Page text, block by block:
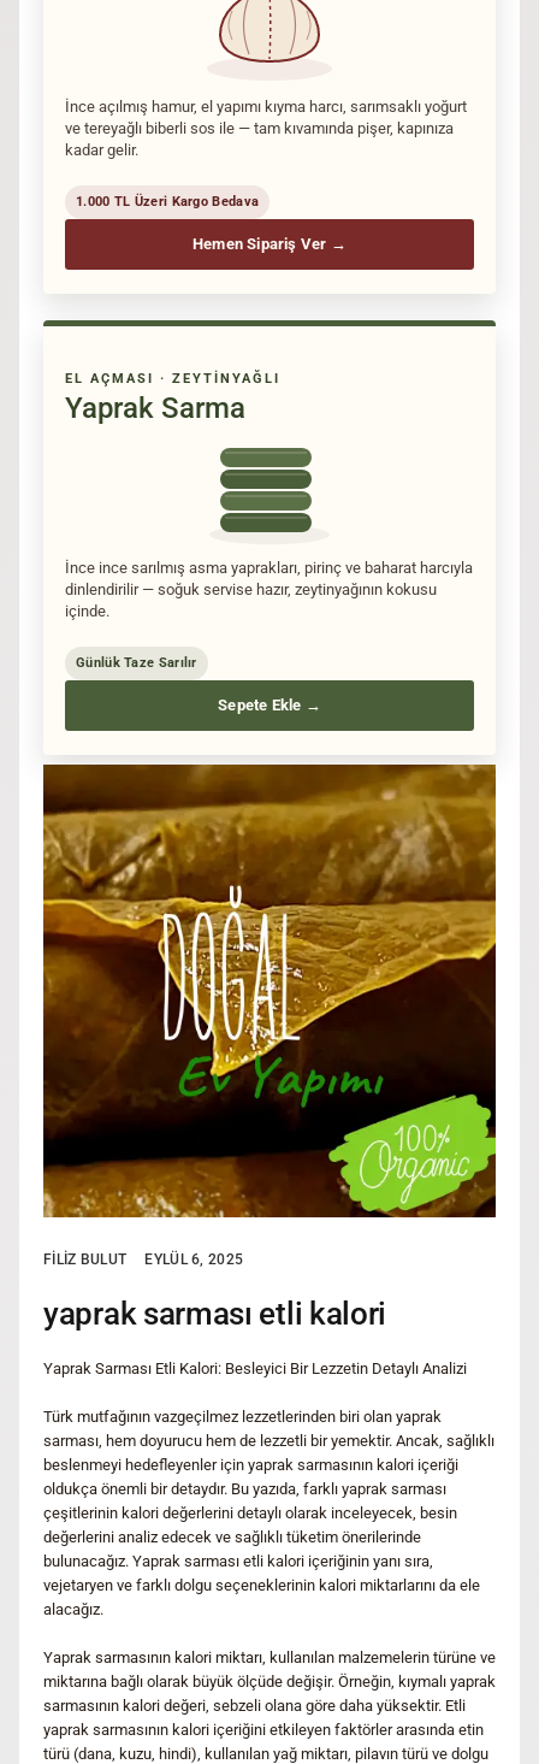
İnce açılmış hamur, el yapımı kıyma harcı, sarımsaklı yoğurt
ve tereyağlı biberli sos ile — tam kıvamında pişer, kapınıza
kadar gelir.
1.000 TL Üzeri Kargo Bedava
Hemen Sipariş Ver →
EL AÇMASI · ZEYTINYAĞLI
Yaprak Sarma
İnce ince sarılmış asma yaprakları, pirinç ve baharat harcıyla
dinlendirilir — soğuk servise hazır, zeytinyağının kokusu
içinde.
Günlük Taze Sarılır
Sepete Ekle →
FILIZ BULUT EYLÜL 6, 2025
yaprak sarması etli kalori
Yaprak Sarması Etli Kalori: Besleyici Bir Lezzetin Detaylı Analizi
Türk mutfağının vazgeçilmez lezzetlerinden biri olan yaprak
sarması, hem doyurucu hem de lezzetli bir yemektir. Ancak, sağlıklı
beslenmeyi hedefleyenler için yaprak sarmasının kalori içeriği
oldukça önemli bir detaydır. Bu yazıda, farklı yaprak sarması
çeşitlerinin kalori değerlerini detaylı olarak inceleyecek, besin
değerlerini analiz edecek ve sağlıklı tüketim önerilerinde
bulunacağız. Yaprak sarması etli kalori içeriğinin yanı sıra,
vejetaryen ve farklı dolgu seçeneklerinin kalori miktarlarını da ele
alacağız.
Yaprak sarmasının kalori miktarı, kullanılan malzemelerin türüne ve
miktarına bağlı olarak büyük ölçüde değişir. Örneğin, kıymalı yaprak
sarmasının kalori değeri, sebzeli olana göre daha yüksektir. Etli
yaprak sarmasının kalori içeriğini etkileyen faktörler arasında etin
türü (dana, kuzu, hindi), kullanılan yağ miktarı, pilavın türü ve dolgu